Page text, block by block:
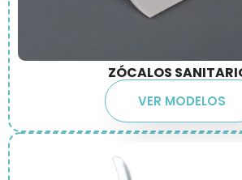
ZÓCALOS
VER MODELOS